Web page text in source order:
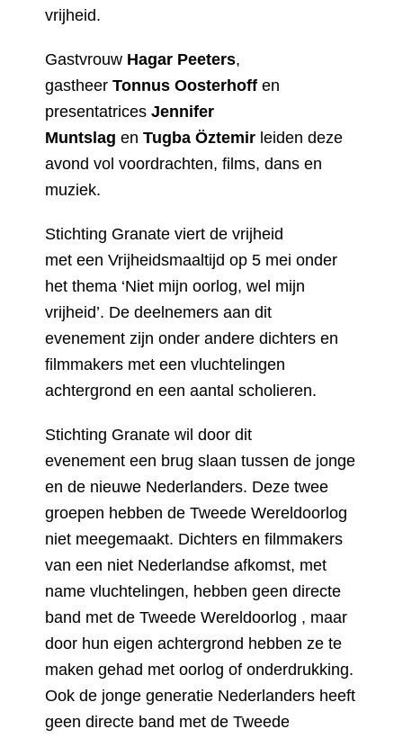
vrijheid.
Gastvrouw Hagar Peeters,
gastheer Tonnus Oosterhoff en
presentatrices Jennifer
Muntslag en Tugba Öztemir leiden deze
avond vol voordrachten, films, dans en
muziek.
Stichting Granate viert de vrijheid
met een Vrijheidsmaaltijd op 5 mei onder
het thema ‘Niet mijn oorlog, wel mijn
vrijheid’. De deelnemers aan dit
evenement zijn onder andere dichters en
filmmakers met een vluchtelingen
achtergrond en een aantal scholieren.
Stichting Granate wil door dit
evenement een brug slaan tussen de jonge
en de nieuwe Nederlanders. Deze twee
groepen hebben de Tweede Wereldoorlog
niet meegemaakt. Dichters en filmmakers
van een niet Nederlandse afkomst, met
name vluchtelingen, hebben geen directe
band met de Tweede Wereldoorlog , maar
door hun eigen achtergrond hebben ze te
maken gehad met oorlog of onderdrukking.
Ook de jonge generatie Nederlanders heeft
geen directe band met de Tweede